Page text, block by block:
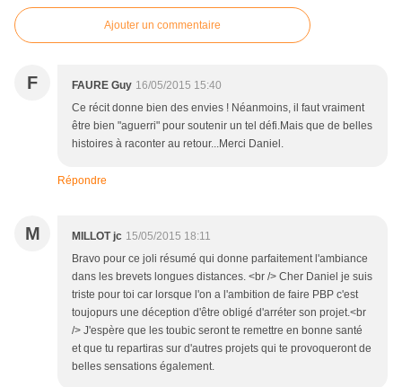
Ajouter un commentaire
F FAURE Guy 16/05/2015 15:40
Ce récit donne bien des envies ! Néanmoins, il faut vraiment
être bien "aguerri" pour soutenir un tel défi.Mais que de belles
histoires à raconter au retour...Merci Daniel.
Répondre
M MILLOT jc 15/05/2015 18:11
Bravo pour ce joli résumé qui donne parfaitement l'ambiance
dans les brevets longues distances. <br /> Cher Daniel je suis
triste pour toi car lorsque l'on a l'ambition de faire PBP c'est
toujopurs une déception d'être obligé d'arréter son projet.<br
/> J'espère que les toubic seront te remettre en bonne santé
et que tu repartiras sur d'autres projets qui te provoqueront de
belles sensations également.